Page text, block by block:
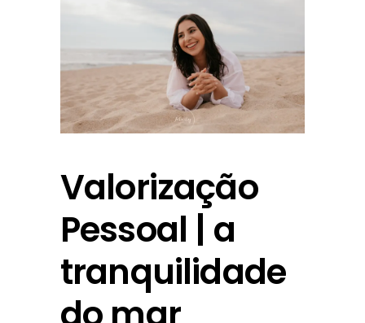
Valorização
Pessoal | a
tranquilidade